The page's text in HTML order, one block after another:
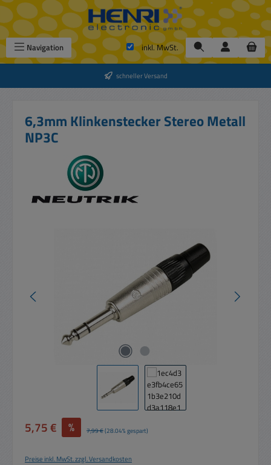
Zum Hauptinhalt springen
Navigation inkl. MwSt.
schneller Versand
6,3mm Klinkenstecker Stereo Metall
NP3C
Verkaufspreis:
5,75 € % Regulärer Preis:
7,99 €(28.04% gespart)
Preise inkl. MwSt. zzgl. Versandkosten